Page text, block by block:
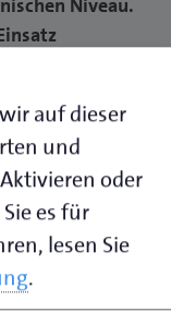
Niveau.
in
auf dieser
und
oder
es für
lesen Sie
.